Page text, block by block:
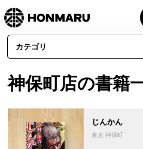
カテゴリ
神保町店の書籍
じんかん
東京 神保町